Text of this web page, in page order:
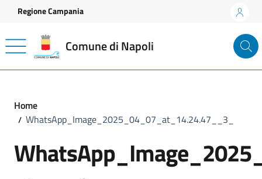
Vai ai contenuti
Vai al footer
Regione Campania
Comune di Napoli
Home
WhatsApp_Image_2025_04_07_at_14.24.47__3_